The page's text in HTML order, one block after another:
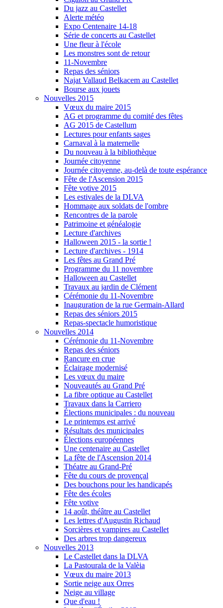
Du jazz au Castellet
Alerte météo
Expo Centenaire 14-18
Série de concerts au Castellet
Une fleur à l'école
Les monstres sont de retour
11-Novembre
Repas des séniors
Najat Vallaud Belkacem au Castellet
Bourse aux jouets
Nouvelles 2015
Vœux du maire 2015
AG et programme du comité des fêtes
AG 2015 de Castellum
Lectures pour enfants sages
Carnaval à la maternelle
Du nouveau à la bibliothèque
Journée citoyenne
Journée citoyenne, au-delà de toute espérance
Fête de l'Ascension 2015
Fête votive 2015
Les estivales de la DLVA
Hommage aux soldats de l'ombre
Rencontres de la parole
Patrimoine et généalogie
Lecture d'archives
Halloween 2015 - la sortie !
Lecture d'archives - 1914
Les fêtes au Grand Pré
Programme du 11 novembre
Halloween au Castellet
Travaux au jardin de Clément
Cérémonie du 11-Novembre
Inauguration de la rue Germain-Allard
Repas des séniors 2015
Repas-spectacle humoristique
Nouvelles 2014
Cérémonie du 11-Novembre
Repas des séniors
Rancure en crue
Éclairage modernisé
Les vœux du maire
Nouveautés au Grand Pré
La fibre optique au Castellet
Travaux dans la Carriero
Élections municipales : du nouveau
Le printemps est arrivé
Résultats des municipales
Élections européennes
Une centenaire au Castellet
La fête de l'Ascension 2014
Théatre au Grand-Pré
Fête du cours de provençal
Des bouchons pour les handicapés
Fête des écoles
Fête votive
14 août, théâtre au Castellet
Les lettres d'Augustin Richaud
Sorcières et vampires au Castellet
Des arbres trop dangereux
Nouvelles 2013
Le Castellet dans la DLVA
La Pastourala de la Valèia
Vœux du maire 2013
Sortie neige aux Orres
Neige au village
Que d'eau !